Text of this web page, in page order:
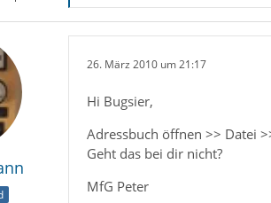
26. März 2010 um 21:17
Hi Bugsier,
Adressbuch öffnen >> Datei
Geht das bei dir nicht?
MfG Peter